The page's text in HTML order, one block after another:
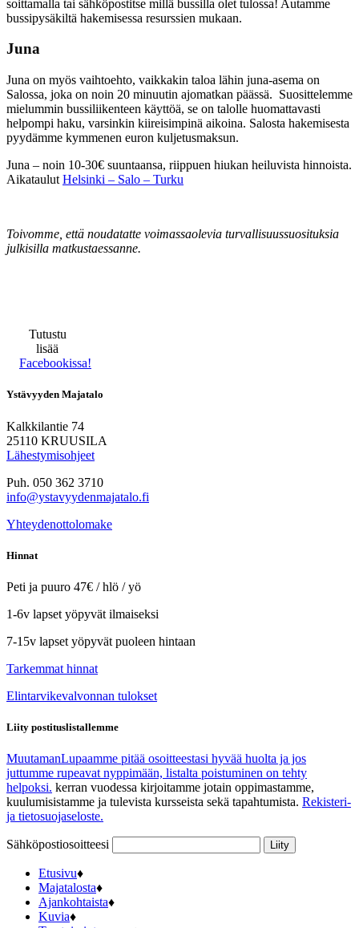
soittamalla tai sähköpostitse millä bussilla olet tulossa! Autamme
bussipysäkiltä hakemisessa resurssien mukaan.
Juna
Juna on myös vaihtoehto, vaikkakin taloa lähin juna-asema on
Salossa, joka on noin 20 minuutin ajomatkan päässä. Suosittelemme
mielummin bussiliikenteen käyttöä, se on talolle huomattavasti
helpompi haku, varsinkin kiireisimpinä aikoina. Salosta hakemisesta
pyydämme kymmenen euron kuljetusmaksun.
Juna – noin 10-30€ suuntaansa, riippuen hiukan heiluvista hinnoista.
Aikataulut Helsinki – Salo – Turku
Toivomme, että noudatatte voimassaolevia turvallisuussuosituksia
julkisilla matkustaessanne.
Tutustu
lisää
Facebookissa!
Ystävyyden Majatalo
Kalkkilantie 74
25110 KRUUSILA
Lähestymisohjeet
Puh. 050 362 3710
info@ystavyydenmajatalo.fi
Yhteydenottolomake
Hinnat
Peti ja puuro 47€ / hlö / yö
1-6v lapset yöpyvät ilmaiseksi
7-15v lapset yöpyvät puoleen hintaan
Tarkemmat hinnat
Elintarvikevalvonnan tulokset
Liity postituslistallemme
MuutamanLupaamme pitää osoitteestasi hyvää huolta ja jos
juttumme rupeavat nyppimään, listalta poistuminen on tehty
helpoksi. kerran vuodessa kirjoitamme jotain oppimastamme,
kuulumisistamme ja tulevista kursseista sekä tapahtumista. Rekisteri-
ja tietosuojaseloste.
Sähköpostiosoitteesi
Etusivu♦
Majatalosta♦
Ajankohtaista♦
Kuvia♦